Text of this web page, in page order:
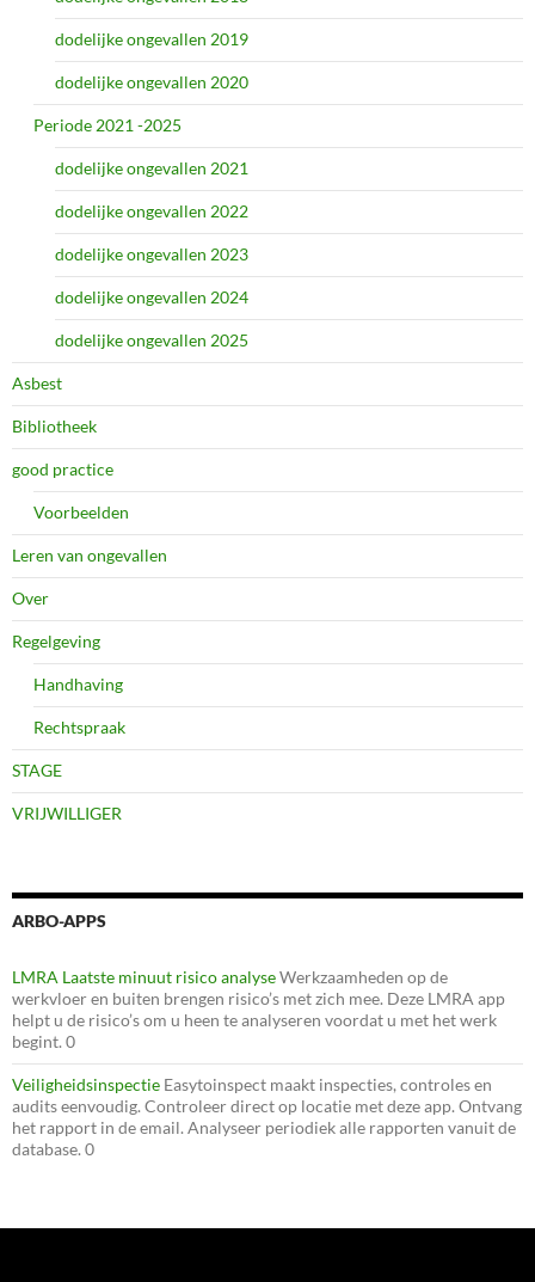
dodelijke ongevallen 2019
dodelijke ongevallen 2020
Periode 2021 -2025
dodelijke ongevallen 2021
dodelijke ongevallen 2022
dodelijke ongevallen 2023
dodelijke ongevallen 2024
dodelijke ongevallen 2025
Asbest
Bibliotheek
good practice
Voorbeelden
Leren van ongevallen
Over
Regelgeving
Handhaving
Rechtspraak
STAGE
VRIJWILLIGER
ARBO-APPS
LMRA Laatste minuut risico analyseWerkzaamheden op de
werkvloer en buiten brengen risico’s met zich mee. Deze LMRA app
helpt u de risico’s om u heen te analyseren voordat u met het werk
begint. 0
Veiligheidsinspectie Easytoinspect maakt inspecties, controles en
audits eenvoudig. Controleer direct op locatie met deze app. Ontvang
het rapport in de email. Analyseer periodiek alle rapporten vanuit de
database. 0